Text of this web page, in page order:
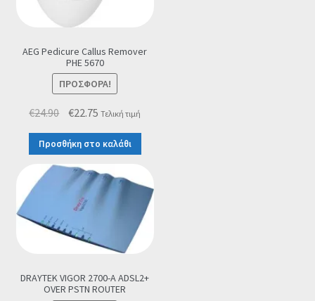
AEG Pedicure Callus Remover
PHE 5670
ΠΡΟΣΦΟΡΆ!
€24.90 Original
was:
€24.90.
€22.75 Η
τιμή
€22.75.
Τελική τιμή
Προσθήκη στο καλάθι
DRAYTEK VIGOR 2700-A ADSL2+
OVER PSTN ROUTER